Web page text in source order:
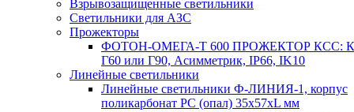
Взрывозащищенные светильники
Светильники для АЗС
Прожекторы
ФОТОН-ОМЕГА-Т 600 ПРОЖЕКТОР КСС:
Г60 или Г90, Асимметрик, IP66, IK10
Линейные светильники
Линейные светильники Ф-ЛИНИЯ-1, корпус
поликарбонат РС (опал) 35х57хL мм